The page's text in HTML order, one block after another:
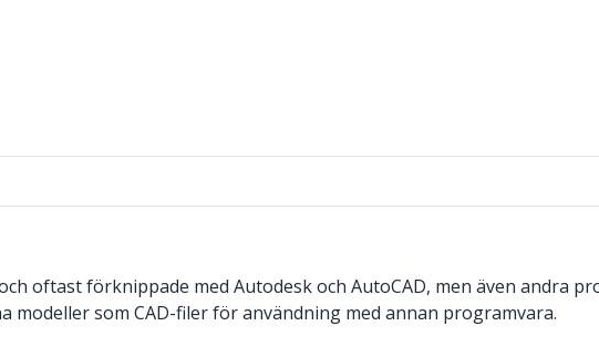
oftast förknippade med Autodesk och AutoCAD, men även andra
som CAD-filer för användning med annan programvara.